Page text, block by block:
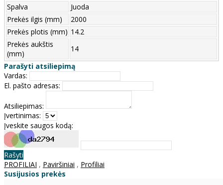
Spalva
Juoda
Prekės ilgis (mm)
2000
Prekės plotis (mm) 14.2
Prekės aukštis
(mm)
14
Parašyti atsiliepimą
Vardas:
El. pašto adresas:
Atsiliepimas:
Įvertinimas:
Įveskite saugos kodą:
Rašyti
PROFILIAI , Paviršiniai , Profiliai
Susijusios prekės